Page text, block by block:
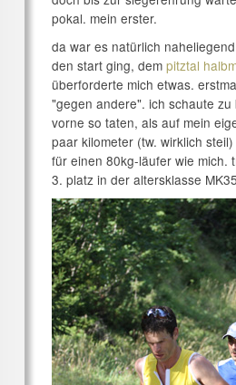
pokal. mein erster.
da war es natürlich
den start ging, dem pitztal
überforderte mich etwas.
"gegen andere". ich schaute
vorne so taten, als auf mein
paar kilometer (tw. wirklich
für einen 80kg-läufer wie mich.
3. platz in der altersklasse